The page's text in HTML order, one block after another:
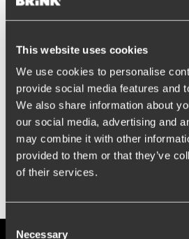
This website uses cookies
We use cookies to personalise
provide social media features and
We also share information about
our social media, advertising and
may combine it with other
provided to them or that they’ve
of their services.
Consent
Necessary
Blijf op de hoogte!
Schrijf je in voor onze
updates direct in je inbox.
praktijk - elke maand opnieuw.